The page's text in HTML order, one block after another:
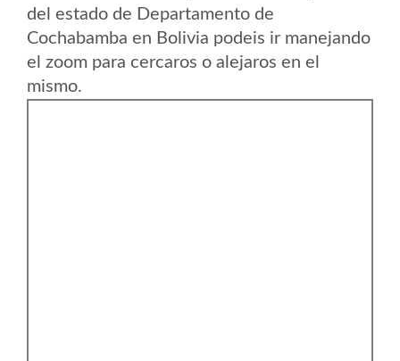
del estado de Departamento de
Cochabamba en Bolivia podeis ir manejando
el zoom para cercaros o alejaros en el
mismo.